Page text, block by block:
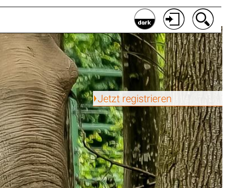
Jetzt registrieren